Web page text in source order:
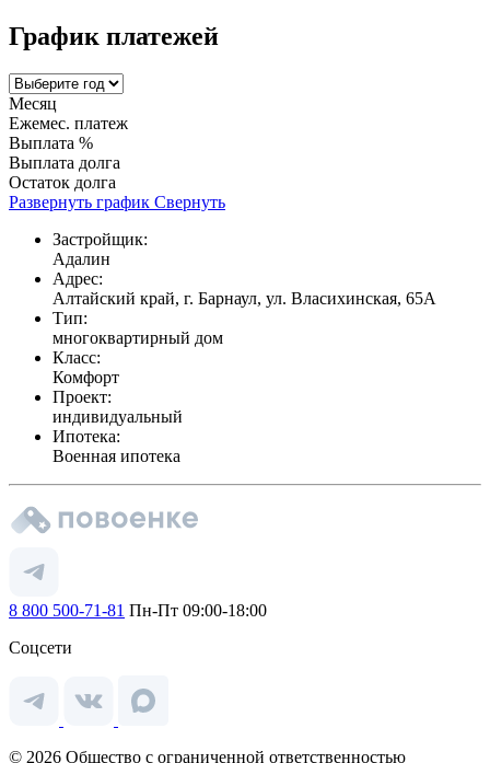
График платежей
Месяц
Ежемес. платеж
Выплата %
Выплата долга
Остаток долга
Развернуть график Свернуть
Застройщик:
Адалин
Адрес:
Алтайский край, г. Барнаул, ул. Власихинская, 65А
Тип:
многоквартирный дом
Класс:
Комфорт
Проект:
индивидуальный
Ипотека:
Военная ипотека
8 800 500-71-81 Пн-Пт 09:00-18:00
Соцсети
© 2026 Общество с ограниченной ответственностью